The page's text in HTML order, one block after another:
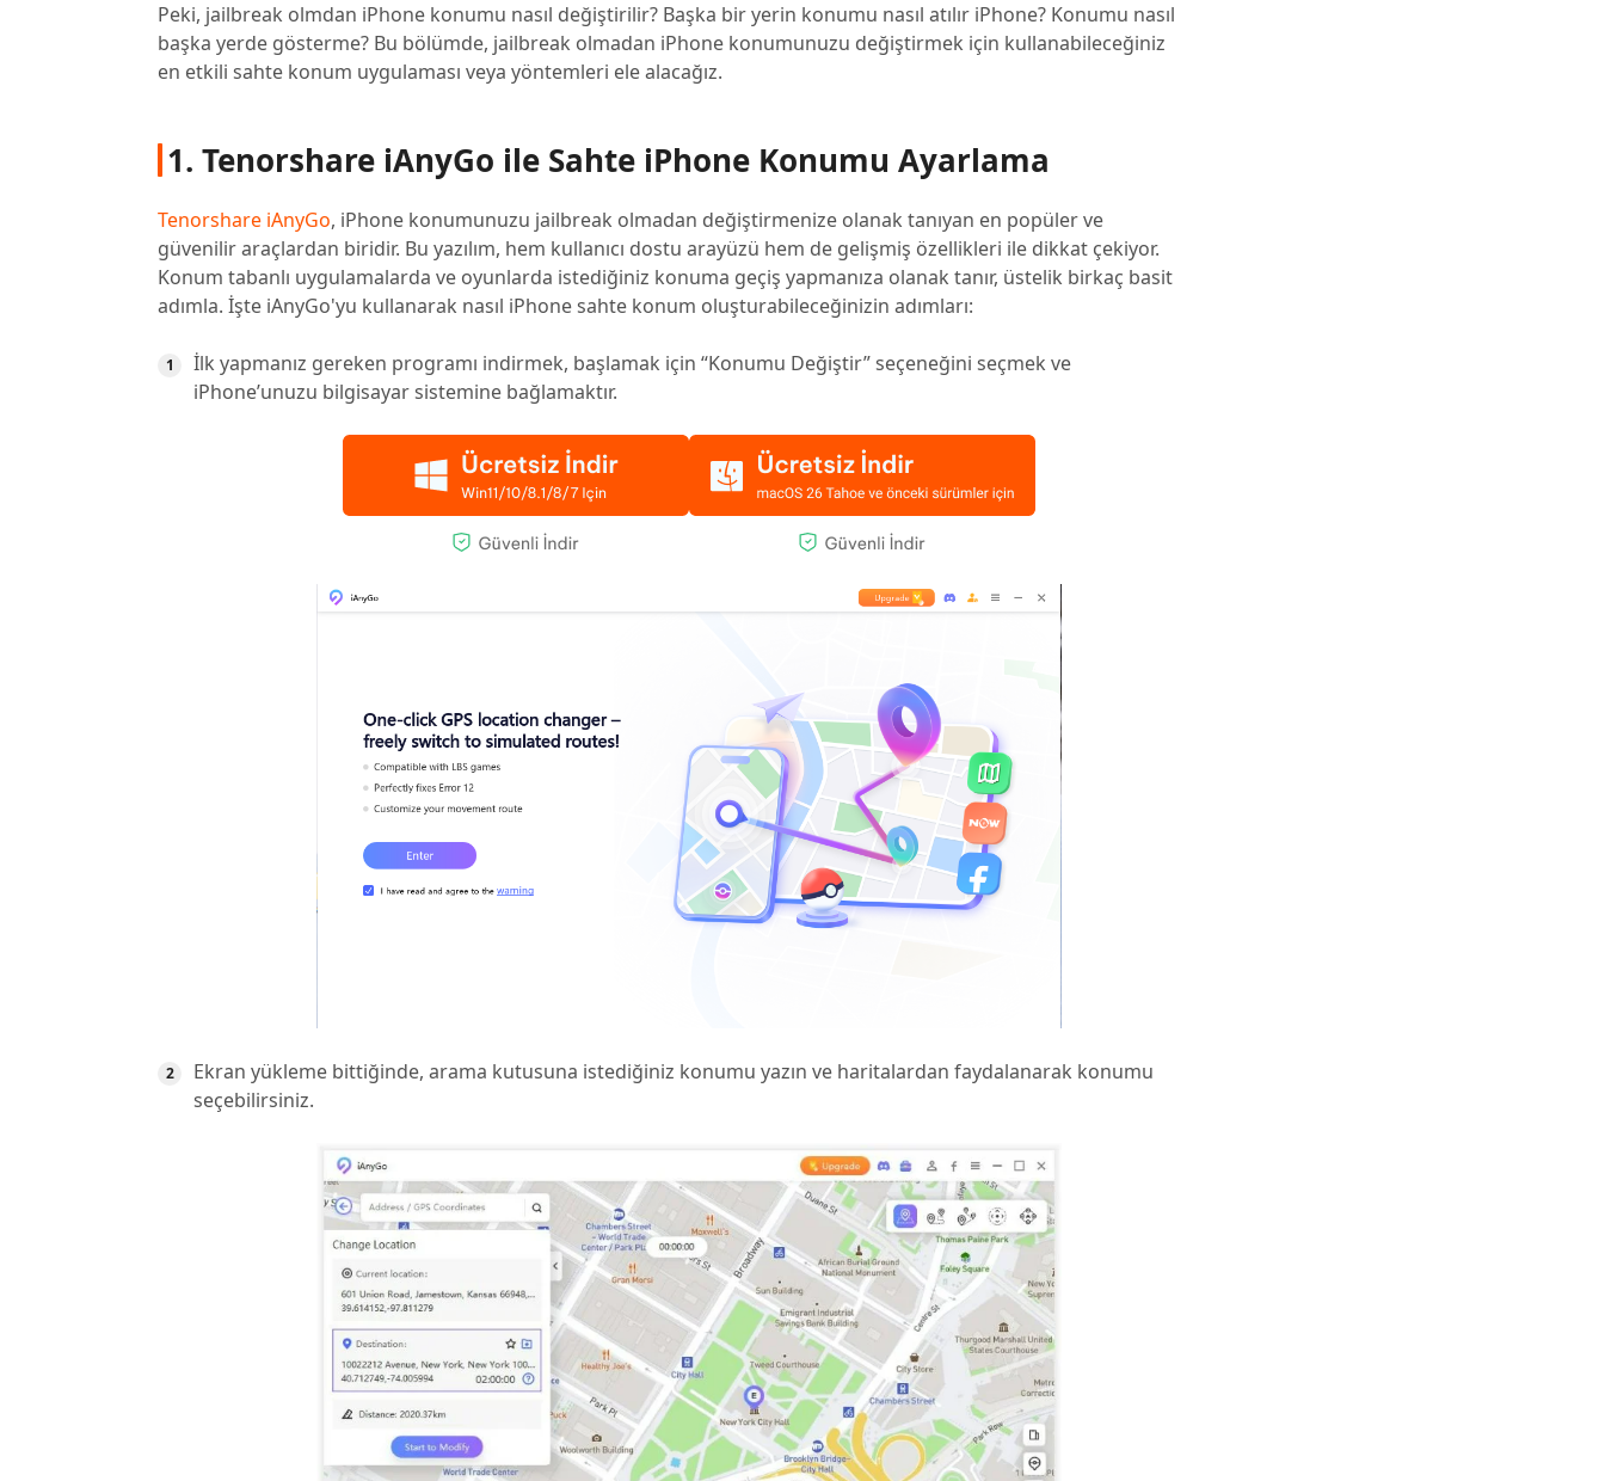
Peki, jailbreak olmdan iPhone konumu nasıl değiştirilir? Başka bir yerin konumu nasıl atılır iPhone? Konumu nasıl
başka yerde gösterme? Bu bölümde, jailbreak olmadan iPhone konumunuzu değiştirmek için kullanabileceğiniz
en etkili sahte konum uygulaması veya yöntemleri ele alacağız.
1. Tenorshare iAnyGo ile Sahte iPhone Konumu Ayarlama
Tenorshare iAnyGo, iPhone konumunuzu jailbreak olmadan değiştirmenize olanak tanıyan en popüler ve
güvenilir araçlardan biridir. Bu yazılım, hem kullanıcı dostu arayüzü hem de gelişmiş özellikleri ile dikkat çekiyor.
Konum tabanlı uygulamalarda ve oyunlarda istediğiniz konuma geçiş yapmanıza olanak tanır, üstelik birkaç basit
adımla. İşte iAnyGo'yu kullanarak nasıl iPhone sahte konum oluşturabileceğinizin adımları:
İlk yapmanız gereken programı indirmek, başlamak için “Konumu Değiştir” seçeneğini seçmek ve
iPhone’unuzu bilgisayar sistemine bağlamaktır.
Ekran yükleme bittiğinde, arama kutusuna istediğiniz konumu yazın ve haritalardan faydalanarak konumu
seçebilirsiniz.